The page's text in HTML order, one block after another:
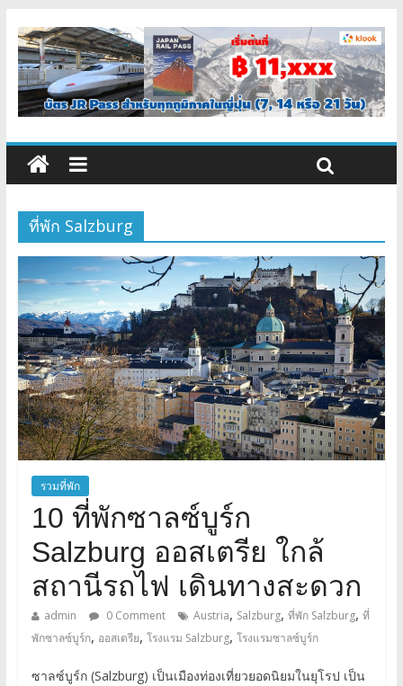
ที่พัก Salzburg
รวมที่พัก
10 ที่พักซาลซ์บูร์ก
Salzburg ออสเตรีย ใกล้
สถานีรถไฟ เดินทางสะดวก
admin 0 Comment Austria, Salzburg, ที่พัก Salzburg, ที่
พักซาลซ์บูร์ก, ออสเตรีย, โรงแรม Salzburg, โรงแรมซาลซ์บูร์ก
ซาลซ์บูร์ก (Salzburg) เป็นเมืองท่องเที่ยวยอดนิยมในยุโรป เป็น